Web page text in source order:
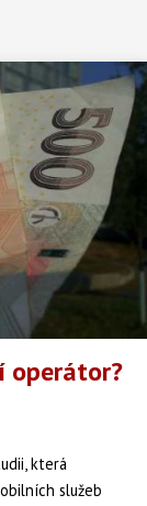
operátor?
která
služeb